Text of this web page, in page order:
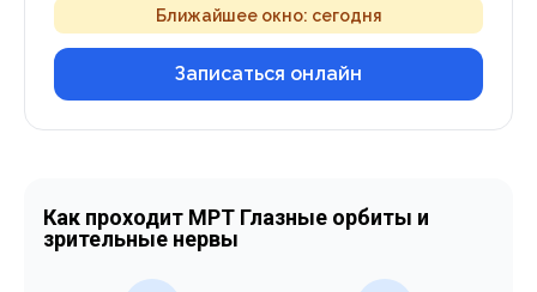
Ближайшее окно: сегодня
Записаться онлайн
Как проходит МРТ Глазные орбиты и
зрительные нервы